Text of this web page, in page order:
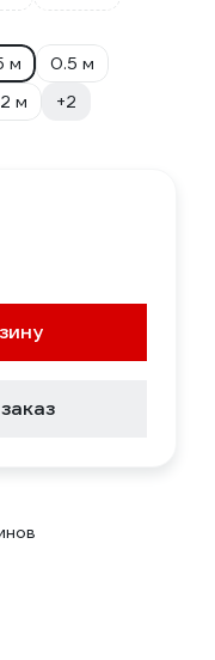
м
0.5 м
2 м +2